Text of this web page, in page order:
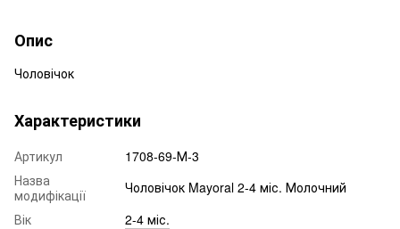
Опис
Чоловічок
Характеристики
Артикул
1708-69-М-3
Назва
модифікації
Чоловічок Mayoral 2-4 міс. Молочний
Вік
2-4 міс.